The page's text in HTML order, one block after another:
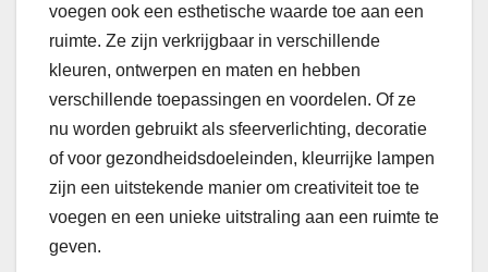
voegen ook een esthetische waarde toe aan een
ruimte. Ze zijn verkrijgbaar in verschillende
kleuren, ontwerpen en maten en hebben
verschillende toepassingen en voordelen. Of ze
nu worden gebruikt als sfeerverlichting, decoratie
of voor gezondheidsdoeleinden, kleurrijke lampen
zijn een uitstekende manier om creativiteit toe te
voegen en een unieke uitstraling aan een ruimte te
geven.